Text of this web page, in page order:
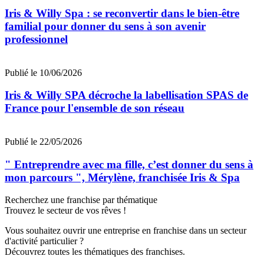
Iris & Willy Spa : se reconvertir dans le bien-être
familial pour donner du sens à son avenir
professionnel
Publié le 10/06/2026
Iris & Willy SPA décroche la labellisation SPAS de
France pour l'ensemble de son réseau
Publié le 22/05/2026
" Entreprendre avec ma fille, c’est donner du sens à
mon parcours ", Mérylène, franchisée Iris & Spa
Recherchez une franchise par thématique
Trouvez le secteur de vos rêves !
Vous souhaitez ouvrir une entreprise en franchise dans un secteur
d'activité particulier ?
Découvrez toutes les thématiques des franchises.